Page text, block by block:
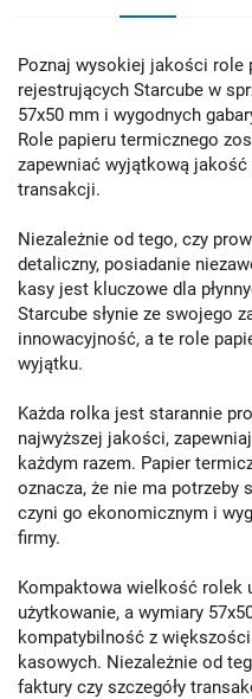
Poznaj wysokiej jakości role
rejestrujących Starcube w
57x50 mm i wygodnych
Role papieru termicznego
zapewniać wyjątkową jakość
transakcji.
Niezależnie od tego, czy
detaliczny, posiadanie
kasy jest kluczowe dla
Starcube słynie ze swojego
innowacyjność, a te role
wyjątku.
Każda rolka jest starannie
najwyższej jakości,
każdym razem. Papier
oznacza, że nie ma potrzeby
czyni go ekonomicznym i
firmy.
Kompaktowa wielkość rolek
użytkowanie, a wymiary
kompatybilność z
kasowych. Niezależnie od
faktury czy szczegóły